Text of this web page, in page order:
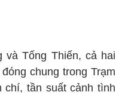
Tống Thiến, cả hai
chung trong Trạm
chí, tần suất cảnh tình